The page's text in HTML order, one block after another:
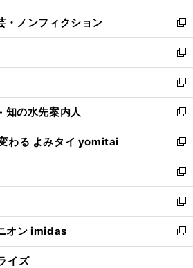
開
く
ウ
で
開
く
ン
ド
ウ
で
開
く
ウ
ィ
ン
ド
ウ
で
開
く
・ノンフィクション
新
し
い
ウ
ィ
ン
ド
ウ
で
開
く
新
し
い
ウ
ィ
ン
ド
ウ
で
開
く
新
し
い
ウ
ィ
ン
ド
ウ
で
開
く
知の水先案内人
新
し
い
ウ
ィ
ン
ド
ウ
で
開
わる よみタイ yomitai
新
し
い
ウ
ィ
ン
ド
ウ
新
し
い
ウ
ィ
ン
新
し
い
ウ
オン imidas
新
し
イズ